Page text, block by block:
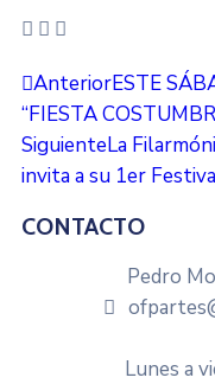
AnteriorESTE
“FIESTA
SiguienteLa
invita a su 1er
CONTACTO
Pedro
Lunes a